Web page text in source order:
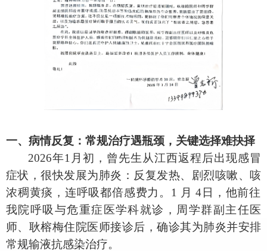
一、病情反复：常规治疗遇瓶颈，关键选择难抉择
2026年1 月初，曾先生从江西返程后出现感冒
症状，很快发展为肺炎：反复发热、剧烈咳嗽、咳
浓稠黄痰，连呼吸都倍感费力。 1 月 4日，他前往
我院呼吸与危重症医学科就诊，周学群副主任医
师、耿榕梅住院医师接诊后，确诊其为肺炎并安排
常规输液抗感染治疗。